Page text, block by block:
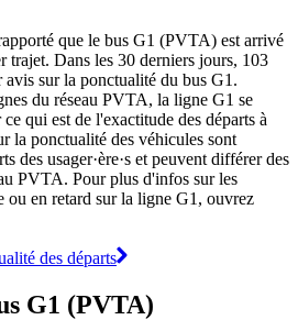
que le bus G1 (PVTA) est arrivé
trajet. Dans les 30 derniers jours, 103
avis sur la ponctualité du bus G1.
du réseau PVTA, la ligne G1 se
qui est de l'exactitude des départs à
la ponctualité des véhicules sont
des usager·ère·s et peuvent différer des
PVTA. Pour plus d'infos sur les
ou en retard sur la ligne G1, ouvrez
des départs
G1 (PVTA)